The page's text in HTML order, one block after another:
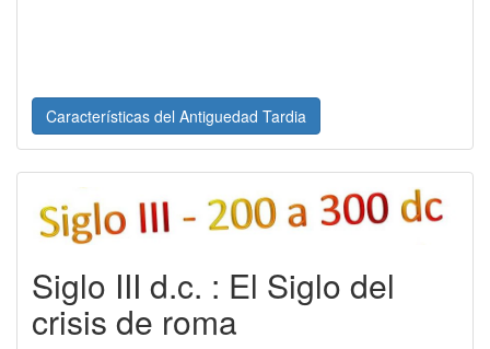
Características del Antiguedad Tardia
Siglo III d.c. : El Siglo del
crisis de roma